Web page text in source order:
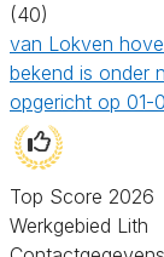
(40)
van Lokven
bekend is onder
opgericht op 01-
Top Score 2026
Werkgebied Lith